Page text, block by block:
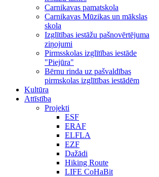
Carnikavas pamatskola
Carnikavas Mūzikas un mākslas
skola
Izglītības iestāžu pašnovērtējuma
ziņojumi
Pirmsskolas izglītības iestāde
"Piejūra"
Bērnu rinda uz pašvaldības
pirmskolas izglītības iestādēm
Kultūra
Attīstība
Projekti
ESF
ERAF
ELFLA
EZF
Dažādi
Hiking Route
LIFE CoHaBit